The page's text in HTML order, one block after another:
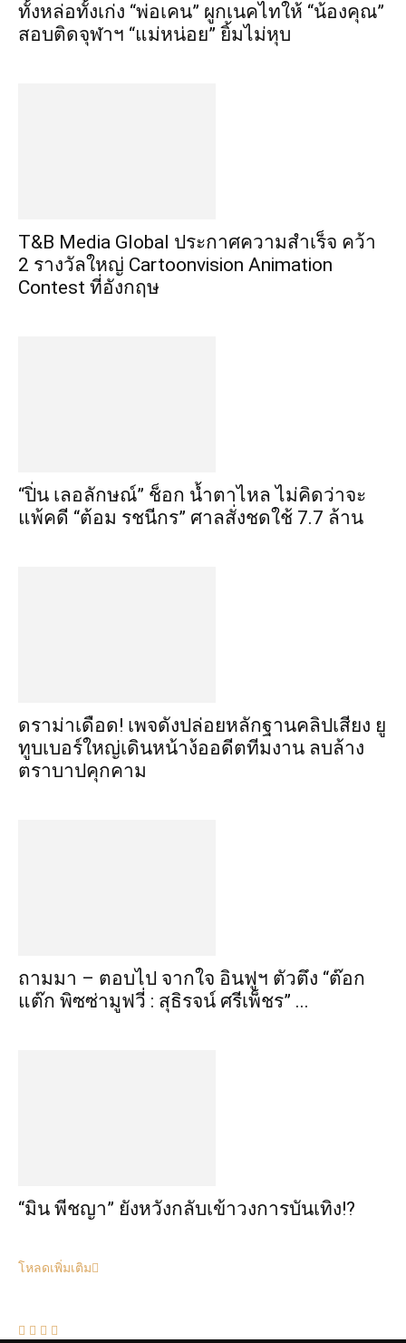
ทั้งหล่อทั้งเก่ง “พ่อเคน” ผูกเนคไทให้ “น้องคุณ”
สอบติดจุฬาฯ “แม่หน่อย” ยิ้มไม่หุบ
​T&B Media Global ประกาศความสำเร็จ คว้า
2 รางวัลใหญ่ Cartoonvision Animation
Contest ที่อังกฤษ
“ปิ่น เลอลักษณ์” ช็อก น้ำตาไหล ไม่คิดว่าจะ
แพ้คดี “ต้อม รชนีกร” ศาลสั่งชดใช้ 7.7 ล้าน
ดราม่าเดือด! เพจดังปล่อยหลักฐานคลิปเสียง ยู
ทูบเบอร์ใหญ่เดินหน้าง้ออดีตทีมงาน ลบล้าง
ตราบาปคุกคาม
ถามมา – ตอบไป จากใจ อินฟูฯ ตัวตึง “ต๊อก
แต๊ก พิซซ่ามูฟวี่ : สุธิรจน์ ศรีเพ็ชร” ...
“มิน พีชญา” ยังหวังกลับเข้าวงการบันเทิง!?
โหลดเพิ่มเติม